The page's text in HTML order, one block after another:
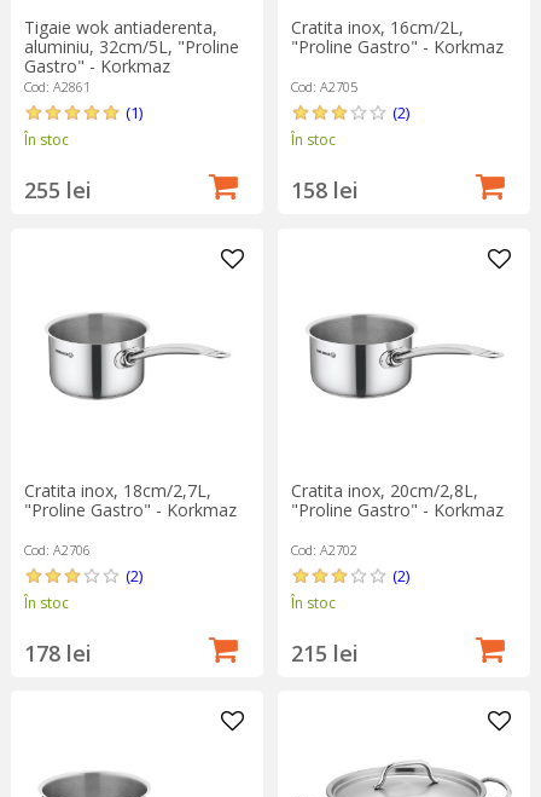
Tigaie wok antiaderenta,
aluminiu, 32cm/5L, "Proline
Gastro" - Korkmaz
Cod: A2861
(1)
În stoc
255 lei
Cratita inox, 16cm/2L,
"Proline Gastro" - Korkmaz
Cod: A2705
(2)
În stoc
158 lei
Cratita inox, 18cm/2,7L,
"Proline Gastro" - Korkmaz
Cod: A2706
(2)
În stoc
178 lei
Cratita inox, 20cm/2,8L,
"Proline Gastro" - Korkmaz
Cod: A2702
(2)
În stoc
215 lei